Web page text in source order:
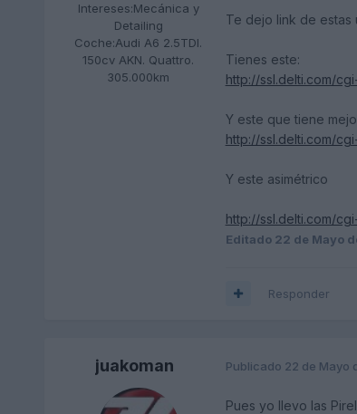
Intereses:Mecánica y
Detailing
Coche:Audi A6 2.5TDI.
150cv AKN. Quattro.
305.000km
Te dejo link de estas
Tienes este:
http://ssl.delti.com/
Y este que tiene
http://ssl.delti.com/
Y este asimétrico
http://ssl.delti.com/
Editado 22 de Mayo
Responder
juakoman Publicado 22 de Mayo
Pues yo llevo las